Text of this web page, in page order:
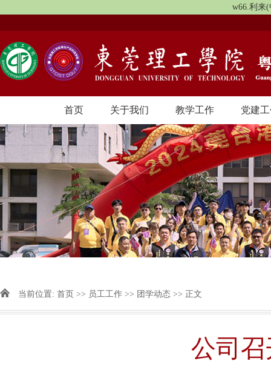
w66.利来
首页 关于我们 教学工作 党建
当前位置: 首页 >> 员工工作 >> 团学动态 >> 正文
公司